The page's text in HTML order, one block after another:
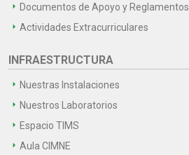
Documentos de Apoyo y Reglamentos
Actividades Extracurriculares
INFRAESTRUCTURA
Nuestras Instalaciones
Nuestros Laboratorios
Espacio TIMS
Aula CIMNE